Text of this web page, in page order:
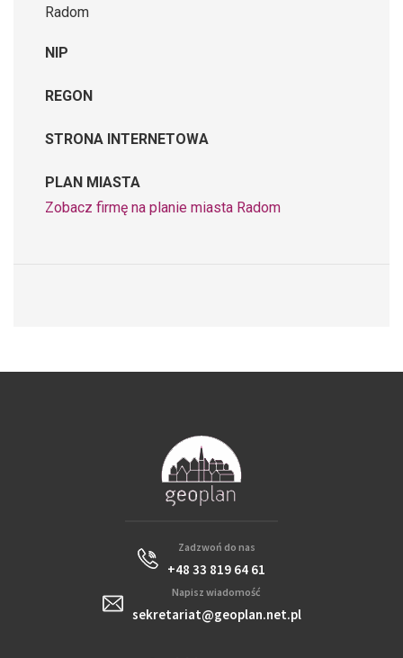
Radom
NIP
REGON
STRONA INTERNETOWA
PLAN MIASTA
Zobacz firmę na planie miasta Radom
Zadzwoń do nas
+48 33 819 64 61
Napisz wiadomość
sekretariat@geoplan.net.pl